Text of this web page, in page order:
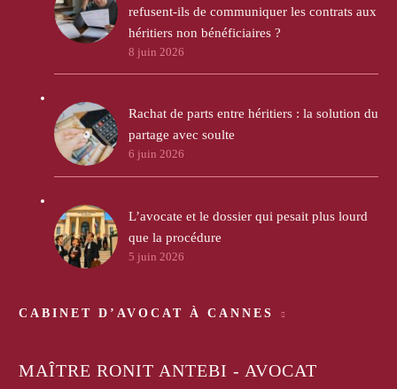
refusent-ils de communiquer les contrats aux
héritiers non bénéficiaires ?
8 juin 2026
Rachat de parts entre héritiers : la solution du
partage avec soulte
6 juin 2026
L’avocate et le dossier qui pesait plus lourd
que la procédure
5 juin 2026
CABINET D’AVOCAT À CANNES
MAÎTRE RONIT ANTEBI - AVOCAT